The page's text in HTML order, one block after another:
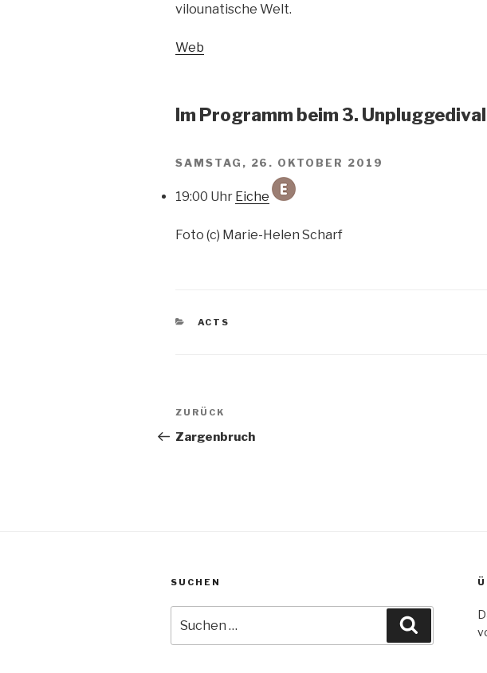
vilounatische Welt.
Web
Im Programm beim 3.
SAMSTAG, 26. OKTOBER 2019
19:00 Uhr Eiche
Foto (c) Marie-Helen Scharf
KATEGORIEN
ACTS
Beitragsnavigation
Vorheriger
Beitrag
ZURÜCK
Zargenbruch
SUCHEN
nach: